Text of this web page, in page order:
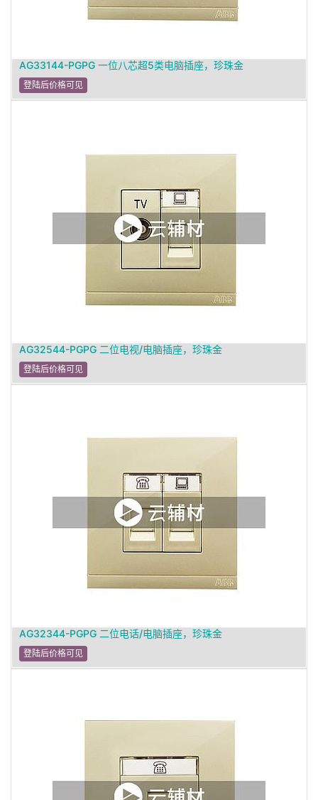
AG33144-PGPG 一位八芯超5类电脑插座，珍珠金
登陆后价格可见
AG32544-PGPG 二位电视/电脑插座，珍珠金
登陆后价格可见
AG32344-PGPG 二位电话/电脑插座，珍珠金
登陆后价格可见